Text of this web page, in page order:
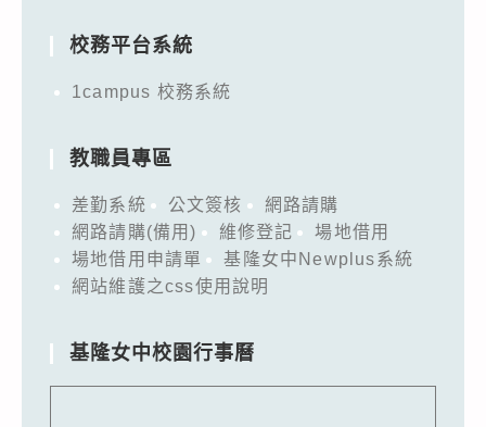
校務平台系統
1campus 校務系統
教職員專區
差勤系統 公文簽核
網路請購
網路請購(備用)
維修登記
場地借用
場地借用申請單
基隆女中Newplus系統
網站維護之css使用說明
基隆女中校園行事曆